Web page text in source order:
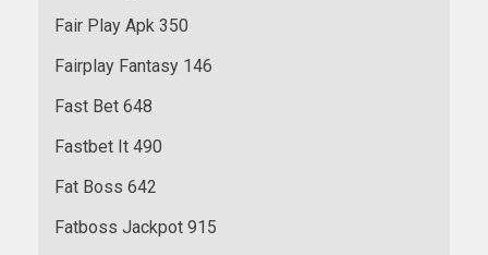
Fair Play Apk 350
Fairplay Fantasy 146
Fast Bet 648
Fastbet It 490
Fat Boss 642
Fatboss Jackpot 915